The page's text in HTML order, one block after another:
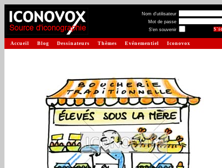
Nom d'utilisateur
Mot de passe
S'en souvenir
Accueil Blog Dessinateurs Thèmes Evénementiel Iconovox